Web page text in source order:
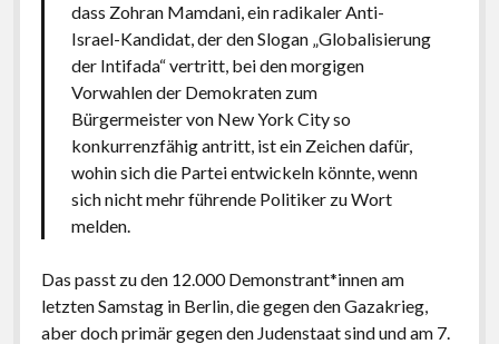
dass Zohran Mamdani, ein radikaler Anti-
Israel-Kandidat, der den Slogan „Globalisierung
der Intifada“ vertritt, bei den morgigen
Vorwahlen der Demokraten zum
Bürgermeister von New York City so
konkurrenzfähig antritt, ist ein Zeichen dafür,
wohin sich die Partei entwickeln könnte, wenn
sich nicht mehr führende Politiker zu Wort
melden.
Das passt zu den 12.000 Demonstrant*innen am
letzten Samstag in Berlin, die gegen den Gazakrieg,
aber doch primär gegen den Judenstaat sind und am 7.